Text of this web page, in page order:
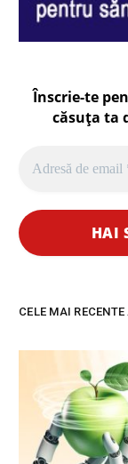
Înscrie-te
căsuța ta
CELE MAI